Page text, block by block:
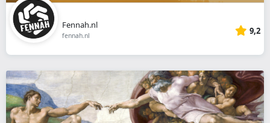
Fennah.nl
fennah.nl 9,2